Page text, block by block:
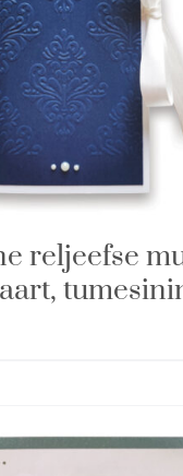
reljeefse